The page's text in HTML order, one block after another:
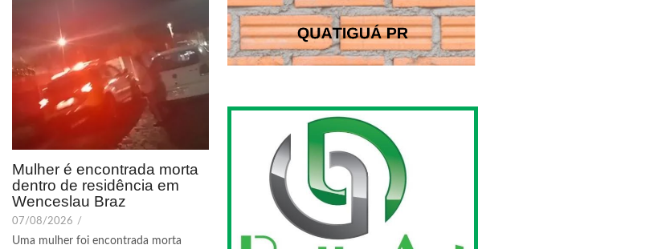
Mulher é encontrada morta
dentro de residência em
Wenceslau Braz
07/08/2026 /
Uma mulher foi encontrada morta